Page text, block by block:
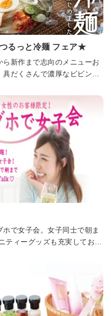
るっと冷麺 フェア★
新作まで志向のメニューお
に入りの組み合わせを見つ
性抜群。 夏の暑さを吹き飛
ぜてどうぞ。 コク深い辛さ
っとり蒸
ルシー麺。 濃厚なゴマだれ
ださい。 中華ちまき
味が染みたもっちりもち米
広がります。 肉みそ丼
り温泉卵をトッピング。 ご
たい時にぴったりです。 ミ
で女子会。女子同士で朝ま
ィーグッズも充実しており